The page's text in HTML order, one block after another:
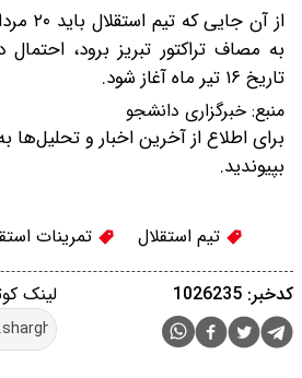
از آن
به مصاف تراکتور تبریز برود، احتمال
تاریخ ۱۶ تیر ماه آغاز شود.
منبع: خبرگزاری دانشجو
برای اطلاع از آخرین اخبار و تحلیل‌ها
بپیوندید.
تیم استقلال تمرینات
لینک کدخبر: 1026235